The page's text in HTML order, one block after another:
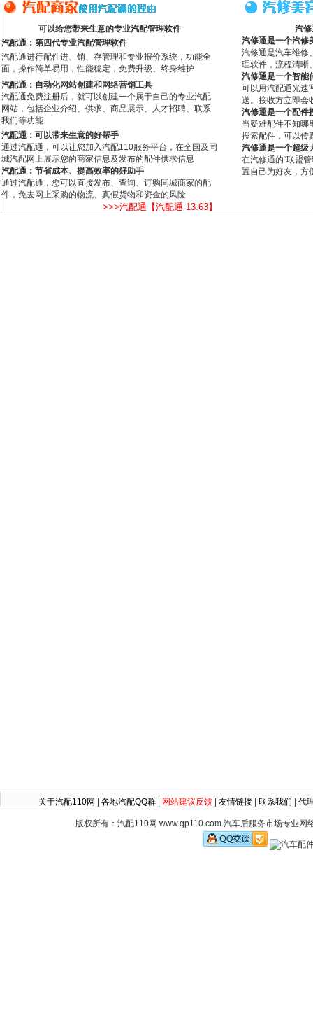
可以给您带来生意的专业汽配管理软件
汽配通：第四代专业汽配管理软件
汽配通进行配件进、销、存管理和专业报价系统，功能全
面，操作简单易用，性能稳定，免费升级、终身维护
汽配通：自动化网站创建和网络营销工具
汽配通免费注册后，就可以创建一个属于自己的专业汽配
网站，包括企业介绍、供求、商品展示、人才招聘、联系
我们等功能
汽配通：可以带来生意的好帮手
通过汽配通，可以让您加入汽配110服务平台，在全国及同
城汽配网上展示您的商家信息及发布的配件供求信息
汽配通：节省成本、提高效率的好助手
通过汽配通，您可以直接发布、查询、订购同城商家的配
件，免去网上采购的物流、真假货物和资金的风险
>>>汽配通【汽配通 13.63】
汽
汽修通是一个汽修
汽修通是汽车维修
理软件，流程清晰
汽修通是一个智能
可以用汽配通光速
送。接收方立即会
汽修通是一个配件
当疑难配件不知哪
搜索配件，可以传
汽修通是一个超级
在汽修通的“联盟
置自己为好友，方
关于汽配110网 各地汽配QQ群 网站建议反馈 友情链接 联系我们 代
版权所有：汽配110网 www.qp110.com 汽车后服务市场专业网